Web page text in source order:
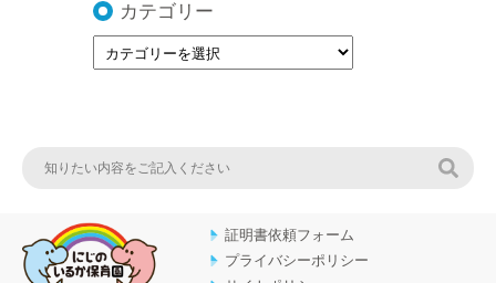
カテゴリー
証明書依頼フォーム
プライバシーポリシー